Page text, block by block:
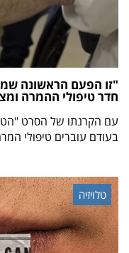
"זו הפעם הראשונה
חדר טיפולי ההמרה
עם הקרנתו של הסרט
בעודם עוברים טיפולי
טלויזיה